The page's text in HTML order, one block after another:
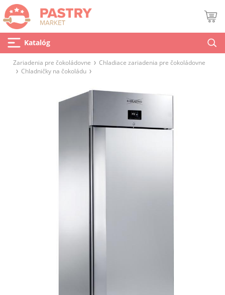
Katalóg
Zariadenia pre čokoládovne
Chladiace zariadenia pre čokoládovne
Chladničky na čokoládu